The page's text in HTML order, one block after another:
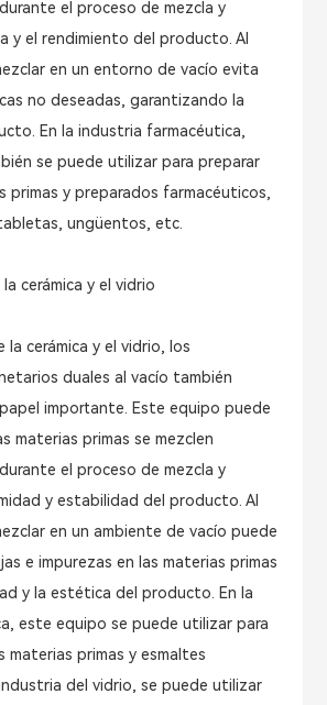
el proceso de mezcla y
y el rendimiento del producto. Al
en un entorno de vacío evita
no deseadas, garantizando la
En la industria farmacéutica,
se puede utilizar para preparar
primas y preparados farmacéuticos,
ungüentos, etc.
cerámica y el vidrio
la cerámica y el vidrio, los
duales al vacío también
importante. Este equipo puede
materias primas se mezclen
el proceso de mezcla y
y estabilidad del producto. Al
en un ambiente de vacío puede
e impurezas en las materias primas
y la estética del producto. En la
este equipo se puede utilizar para
materias primas y esmaltes
del vidrio, se puede utilizar